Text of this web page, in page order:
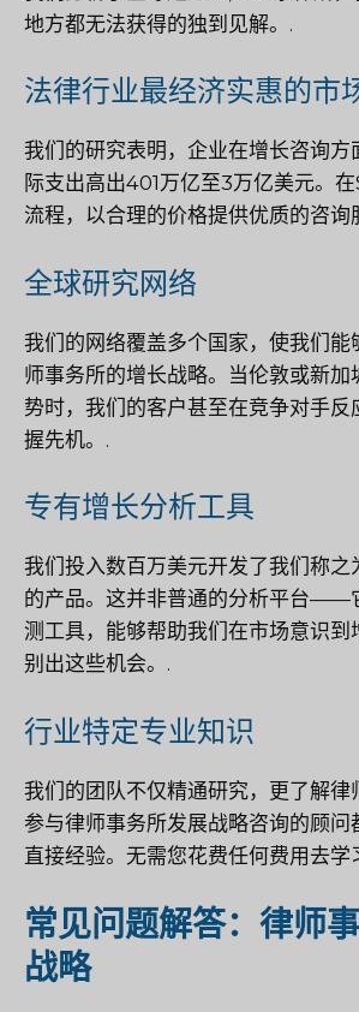
地方都无法获得的独到见解。.
法律行业最经济实惠的市
我们的研究表明，企业在增长咨询方
际支出高出401万亿至3万亿美元。
流程，以合理的价格提供优质的咨询
全球研究网络
我们的网络覆盖多个国家，使我们能
师事务所的增长战略。当伦敦或新加
势时，我们的客户甚至在竞争对手反
握先机。.
专有增长分析工具
我们投入数百万美元开发了我们称之
的产品。这并非普通的分析平台——
测工具，能够帮助我们在市场意识到
别出这些机会。.
行业特定专业知识
我们的团队不仅精通研究，更了解律
参与律师事务所发展战略咨询的顾问
直接经验。无需您花费任何费用去学
常见问题解答：律师
战略